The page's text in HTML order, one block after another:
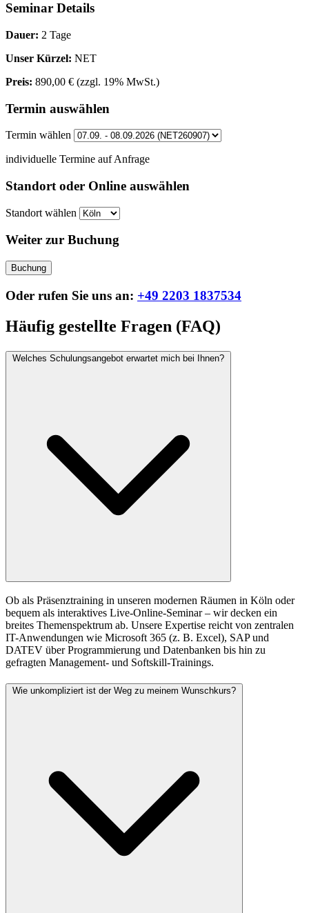
Seminar Details
Dauer: 2 Tage
Unser Kürzel: NET
Preis: 890,00 € (zzgl. 19% MwSt.)
Termin auswählen
Termin wählen
individuelle Termine auf Anfrage
Standort oder Online auswählen
Standort wählen
Weiter zur Buchung
Buchung
Oder rufen Sie uns an: +49 2203 1837534
Häufig gestellte Fragen (FAQ)
Welches Schulungsangebot erwartet mich bei Ihnen?
Ob als Präsenztraining in unseren modernen Räumen in Köln oder
bequem als interaktives Live-Online-Seminar – wir decken ein
breites Themenspektrum ab. Unsere Expertise reicht von zentralen
IT-Anwendungen wie Microsoft 365 (z. B. Excel), SAP und
DATEV über Programmierung und Datenbanken bis hin zu
gefragten Management- und Softskill-Trainings.
Wie unkompliziert ist der Weg zu meinem Wunschkurs?